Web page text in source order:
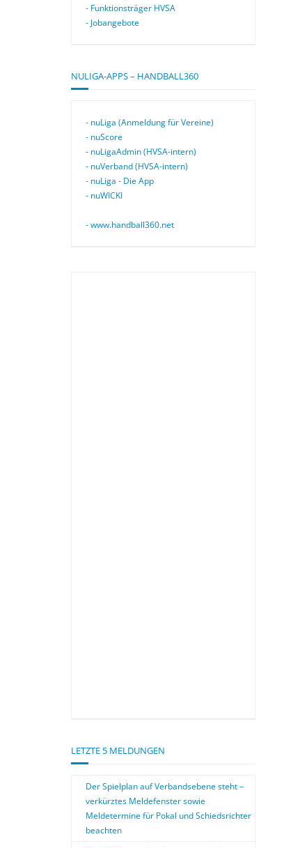
- Funktionsträger HVSA
- Jobangebote
NULIGA-APPS – HANDBALL360
- nuLiga (Anmeldung für Vereine)
- nuScore
- nuLigaAdmin (HVSA-intern)
- nuVerband (HVSA-intern)
- nuLiga - Die App
- nuWICKI
- www.handball360.net
LETZTE 5 MELDUNGEN
Der Spielplan auf Verbandsebene steht –
verkürztes Meldefenster sowie
Meldetermine für Pokal und Schiedsrichter
beachten